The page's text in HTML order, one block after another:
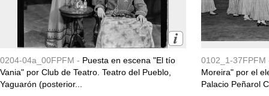
0204-04a_00FPFM - Puesta en escena "El tío
Vania" por Club de Teatro. Teatro del Pueblo,
Yaguarón (posterior...
0102_1-
Moreira" por el
Palacio Peñarol